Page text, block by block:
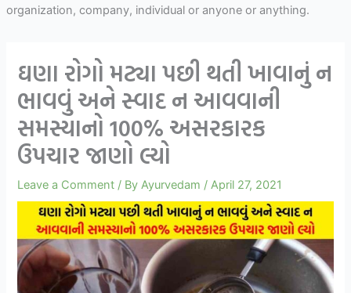
organization, company, individual or anyone or anything.
ઘણા રોગો મટ્યા પછી થતી ખાવાનું ન
ભાવવું અને સ્વાદ ન આવવાની
સમસ્યાનો 100% અસરકારક
ઉપચાર જાણો લ્યો
Leave a Comment / ByAyurvedam /April 27, 2021